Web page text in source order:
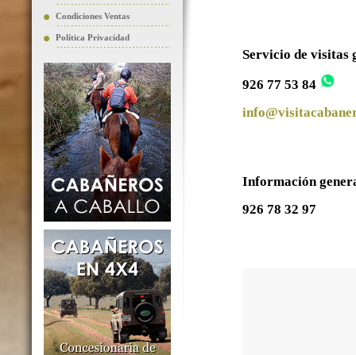
Condiciones Ventas
Política Privacidad
Servicio de visitas
926 77 53 84
Información
926 78 32 97